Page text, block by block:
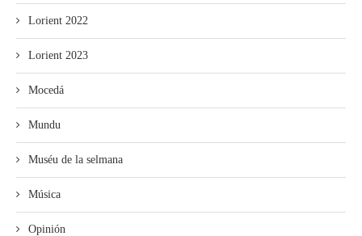
Lorient 2022
Lorient 2023
Mocedá
Mundu
Muséu de la selmana
Música
Opinión